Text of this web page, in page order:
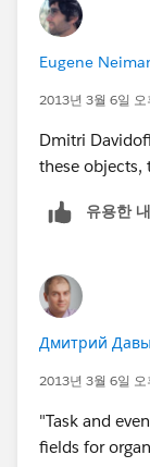
Eugene
2013년 3월 6일
Dmitri
these objects,
유용한
Дмитрий
2013년 3월 6일
"Task and
fields for